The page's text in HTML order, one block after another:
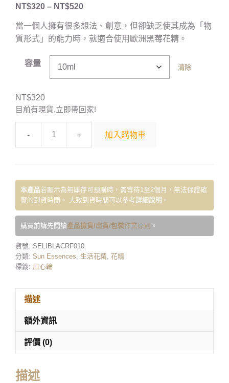
NT$320 – NT$520
當一個人擁有很多想法、創意，但卻缺乏使其成為「物
質形式」的能力時，就適合使用歐洲黑莓花精。
容量 清除
NT$320
目前有現貨,立即帶回家!
- + 加入購物車
本產品若顯示為無庫存可預購時，需等待1至2個月，無法保證確
實的到貨時間。 大致到貨時間可以參考詳細說明 。
購買前請先閱讀產品撿貨/出貨/包裝作業原則 。
貨號: SELIBLACRF010
分類: Sun Essences, 生活花精, 花精
標籤: 眉心輪
描述
額外資訊
評價 (0)
描述